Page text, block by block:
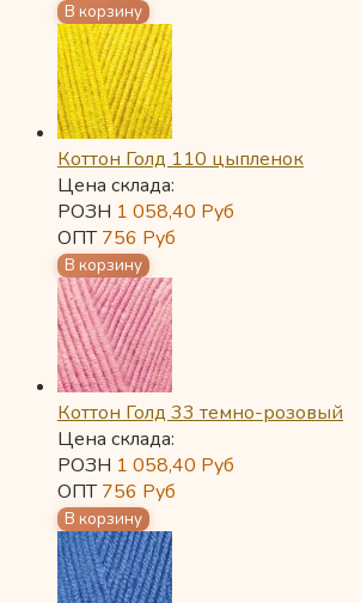
Коттон Голд 110 цыпленок
Цена склада:
РОЗН 1 058,40 Руб
ОПТ756 Руб
Коттон Голд 33 темно-розовый
Цена склада:
РОЗН 1 058,40 Руб
ОПТ756 Руб